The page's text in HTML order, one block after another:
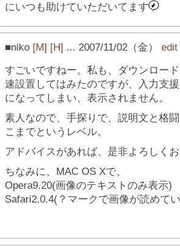
にいつも助けていただいてます
■niko [M] [H] ... 2007/11/02（金） edit
すごいですねー。私も、ダウンロー
速設置してはみたのですが、入力支
になってしまい、表示されません。
素人なので、手探りで、説明文と格
こまでというレベル。
アドバイスがあれば、是非よろしく
ちなみに、MAC OS Xで、
Opera9.20(画像のテキストのみ表示)
Safari2.0.4(？マークで画像が読めて